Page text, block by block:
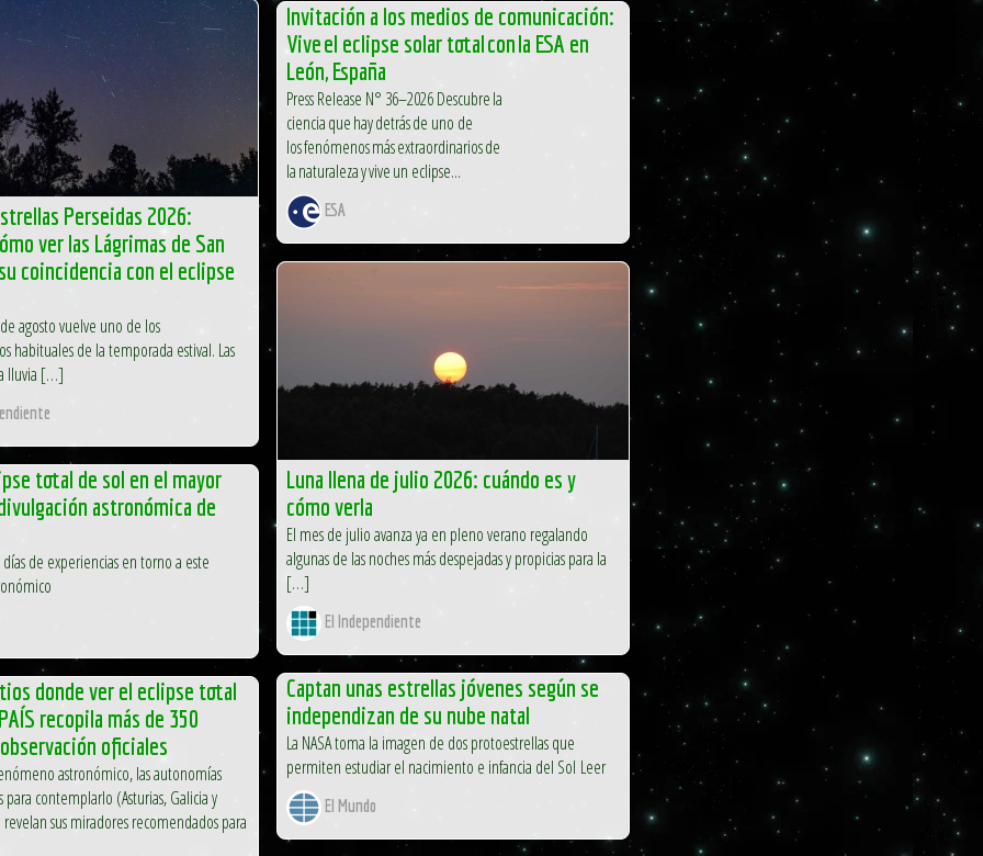
Perseidas 2026:
ver las Lágrimas de San
coincidencia con el eclipse
agosto vuelve uno de los
habituales de la temporada estival. Las
lluvia […]
Invitación a los medios de comunicación:
Vive el eclipse solar total con la ESA en
León, España
Press Release N° 36–2026 Descubre la
ciencia que hay detrás de uno de
los fenómenos más extraordinarios de
la naturaleza y vive un eclipse...
ESA
Luna llena de julio 2026: cuándo es y
cómo verla
El mes de julio avanza ya en pleno verano regalando
algunas de las noches más despejadas y propicias para la
[…]
El Independiente
total de sol en el mayor
astronómica de
de experiencias en torno a este
Captan unas estrellas jóvenes según se
independizan de su nube natal
La NASA toma la imagen de dos protoestrellas que
permiten estudiar el nacimiento e infancia del Sol Leer
El Mundo
donde ver el eclipse total
recopila más de 350
oficiales
astronómico, las autonomías
para contemplarlo (Asturias, Galicia y
revelan sus miradores recomendados para